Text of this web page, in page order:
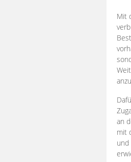
Mit
an
mit
und